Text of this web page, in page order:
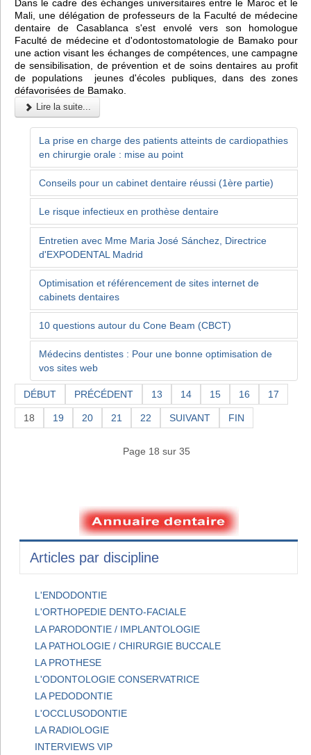
Dans le cadre des échanges universitaires entre le Maroc et le
Mali, une délégation de professeurs de la Faculté de médecine
dentaire de Casablanca s'est envolé vers son homologue
Faculté de médecine et d'odontostomatologie de Bamako pour
une action visant les échanges de compétences, une campagne
de sensibilisation, de prévention et de soins dentaires au profit
de populations jeunes d'écoles publiques, dans des zones
défavorisées de Bamako.
Lire la suite...
La prise en charge des patients atteints de cardiopathies
en chirurgie orale : mise au point
Conseils pour un cabinet dentaire réussi (1ère partie)
Le risque infectieux en prothèse dentaire
Entretien avec Mme Maria José Sánchez, Directrice
d'EXPODENTAL Madrid
Optimisation et référencement de sites internet de
cabinets dentaires
10 questions autour du Cone Beam (CBCT)
Médecins dentistes : Pour une bonne optimisation de
vos sites web
DÉBUT PRÉCÉDENT 13 14 15 16 17
18 19 20 21 22 SUIVANT FIN
Page 18 sur 35
Articles par discipline
L'ENDODONTIE
L'ORTHOPEDIE DENTO-FACIALE
LA PARODONTIE / IMPLANTOLOGIE
LA PATHOLOGIE / CHIRURGIE BUCCALE
LA PROTHESE
L'ODONTOLOGIE CONSERVATRICE
LA PEDODONTIE
L'OCCLUSODONTIE
LA RADIOLOGIE
INTERVIEWS VIP